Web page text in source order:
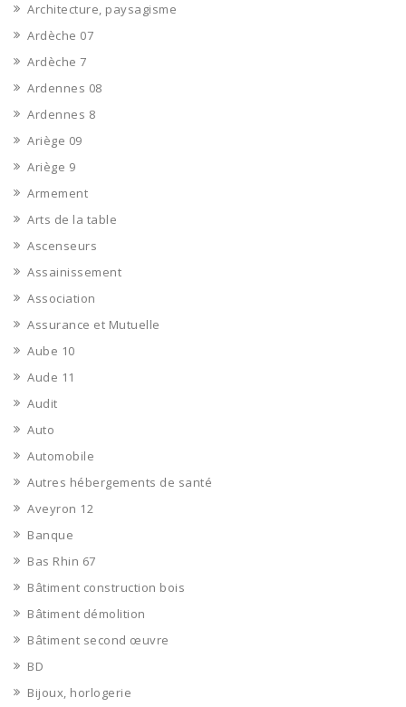
Architecture, paysagisme
Ardèche 07
Ardèche 7
Ardennes 08
Ardennes 8
Ariège 09
Ariège 9
Armement
Arts de la table
Ascenseurs
Assainissement
Association
Assurance et Mutuelle
Aube 10
Aude 11
Audit
Auto
Automobile
Autres hébergements de santé
Aveyron 12
Banque
Bas Rhin 67
Bâtiment construction bois
Bâtiment démolition
Bâtiment second œuvre
BD
Bijoux, horlogerie